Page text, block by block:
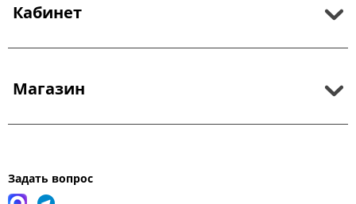
Кабинет
Магазин
Задать вопрос